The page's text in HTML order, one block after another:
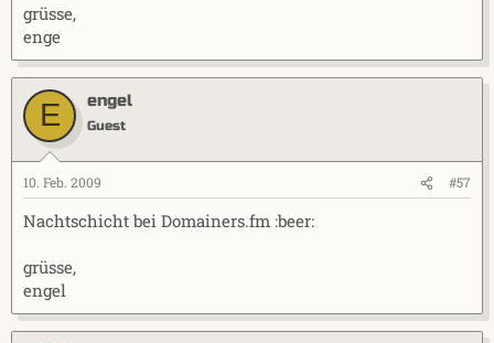
grüsse,
enge
E engel
Guest
10. Feb. 2009 #57
Nachtschicht bei Domainers.fm :beer:
grüsse,
engel